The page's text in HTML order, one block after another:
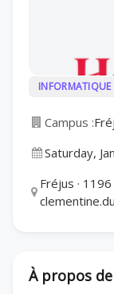
INFORMATIQUE
Campus :
Saturday,
Fréjus ·
À propos